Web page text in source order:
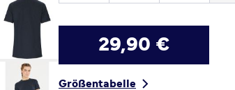
29,90 €
Größentabelle